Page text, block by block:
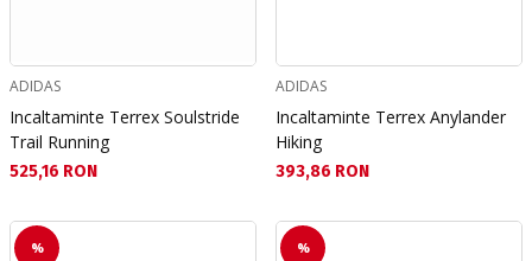
ADIDAS
Incaltaminte Terrex Soulstride
Trail Running
Текуща цена:
525,16 RON
ADIDAS
Incaltaminte Terrex Anylander
Hiking
Текуща цена:
393,86 RON
% %